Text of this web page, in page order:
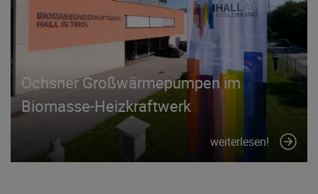
Ochsner Großwärmepumpen im
Biomasse-Heizkraftwerk
weiterlesen!